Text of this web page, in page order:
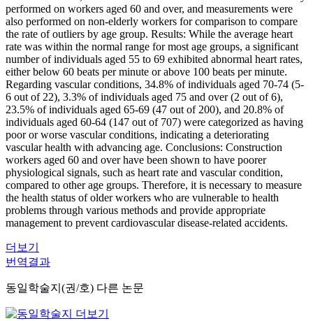
performed on workers aged 60 and over, and measurements were
also performed on non-elderly workers for comparison to compare
the rate of outliers by age group. Results: While the average heart
rate was within the normal range for most age groups, a significant
number of individuals aged 55 to 69 exhibited abnormal heart rates,
either below 60 beats per minute or above 100 beats per minute.
Regarding vascular conditions, 34.8% of individuals aged 70-74 (5-
6 out of 22), 3.3% of individuals aged 75 and over (2 out of 6),
23.5% of individuals aged 65-69 (47 out of 200), and 20.8% of
individuals aged 60-64 (147 out of 707) were categorized as having
poor or worse vascular conditions, indicating a deteriorating
vascular health with advancing age. Conclusions: Construction
workers aged 60 and over have been shown to have poorer
physiological signals, such as heart rate and vascular condition,
compared to other age groups. Therefore, it is necessary to measure
the health status of older workers who are vulnerable to health
problems through various methods and provide appropriate
management to prevent cardiovascular disease-related accidents.
더보기
번역결과
동일학술지(권/호) 다른 논문